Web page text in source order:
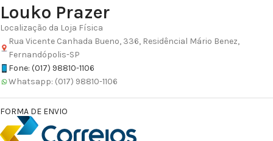
Louko Prazer
Localização da Loja Física
Rua Vicente Canhada Bueno, 336, Residêncial Mário Benez,
Fernandópolis-SP
Fone: (017) 98810-1106
Whatsapp: (017) 98810-1106
FORMA DE ENVIO